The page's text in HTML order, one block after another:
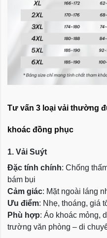
Tư vấn 3 loại vải thường
khoác đồng phục
1. Vải Suýt
Đặc tính chính: Chống
bám bụi
Cảm giác: Mặt ngoài láng
Ưu điểm: Nhẹ, thoáng, giá
Phù hợp: Áo khoác mỏng,
trường văn phòng – di